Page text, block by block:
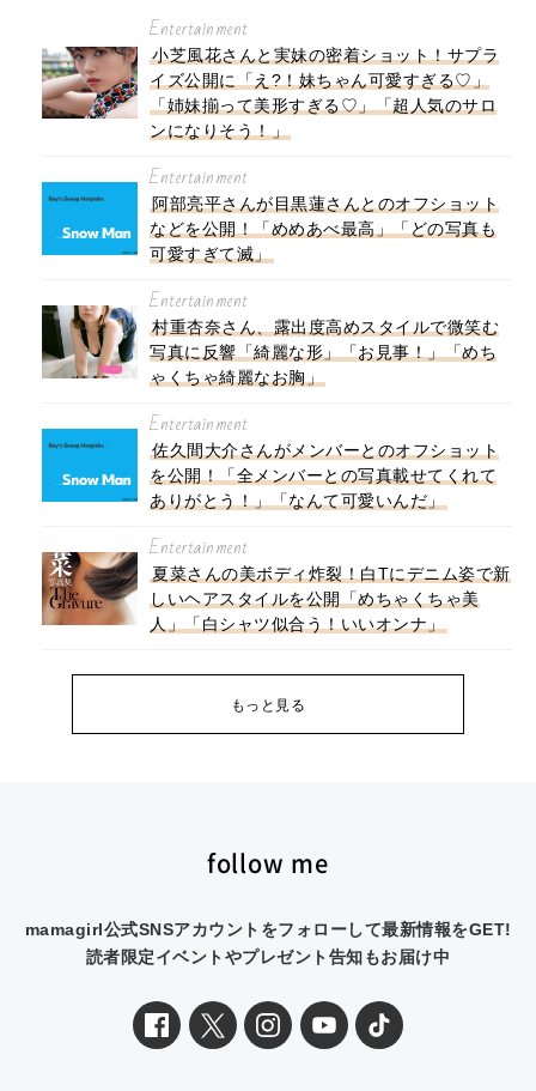
Entertainment
小芝風花さんと実妹の密着ショット！サプラ
イズ公開に「え?！妹ちゃん可愛すぎる♡」
「姉妹揃って美形すぎる♡」「超人気のサロ
ンになりそう！」
Entertainment
阿部亮平さんが目黒蓮さんとのオフショット
などを公開！「めめあべ最高」「どの写真も
可愛すぎて滅」
Entertainment
村重杏奈さん、露出度高めスタイルで微笑む
写真に反響「綺麗な形」「お見事！」「めち
ゃくちゃ綺麗なお胸」
Entertainment
佐久間大介さんがメンバーとのオフショット
を公開！「全メンバーとの写真載せてくれて
ありがとう！」「なんて可愛いんだ」
Entertainment
夏菜さんの美ボディ炸裂！白Tにデニム姿で新
しいヘアスタイルを公開「めちゃくちゃ美
人」「白シャツ似合う！いいオンナ」
もっと見る
follow me
mamagirl公式SNSアカウントをフォローして最新情報をGET!
読者限定イベントやプレゼント告知もお届け中